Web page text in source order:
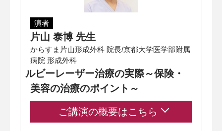
演者
片山 泰博 先生
からすま片山形成外科 院長/京都大学医学部附属
病院 形成外科
ルビーレーザー治療の実際～保険・
美容の治療のポイント～
ご講演の概要はこちら